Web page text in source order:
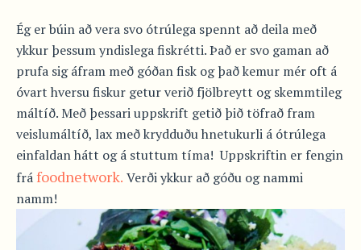
Ég er búin að vera svo ótrúlega spennt að deila með
ykkur þessum yndislega fiskrétti. Það er svo gaman að
prufa sig áfram með góðan fisk og það kemur mér oft á
óvart hversu fiskur getur verið fjölbreytt og skemmtileg
máltíð. Með þessari uppskrift getið þið töfrað fram
veislumáltíð, lax með krydduðu hnetukurli á ótrúlega
einfaldan hátt og á stuttum tíma! Uppskriftin er fengin
fráfoodnetwork. Verði ykkur að góðu og nammi
namm!